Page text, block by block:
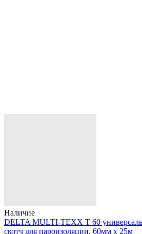
Наличие
DELTA MULTI-TEXX T 60
скотч для пароизоляции, 60мм х 25м